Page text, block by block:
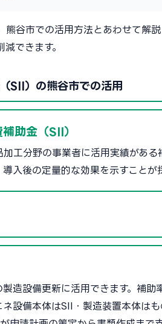
谷市での活用方法とあわせて解
できます。
SII）の熊谷市での活用
助金（SII）
工分野の事業者に活用実績がある
入後の定量的な効果を示すことが
製造設備更新に活用できます。補
設備本体はSII・製造装置本体は